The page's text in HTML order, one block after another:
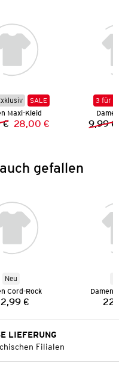
SALE
Maxi-Kleid
Vorheriger Preis:
€ Neuer Preis:
28,00 €
3 für 2
9,99 €
gefallen
Neu
Cord-Rock
Preis:
€
Damen
LIEFERUNG
Filialen